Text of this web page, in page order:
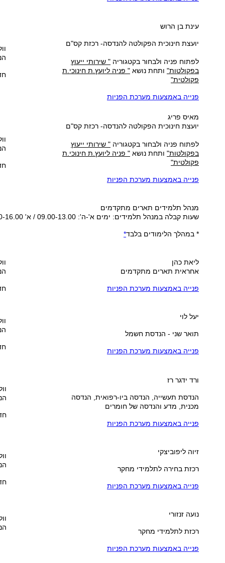
עינת בן הרוש
יועצת חינוכית הפקולטה להנדסה- רכזת קס"ם
לפתוח פניה ולבחור בקטגוריה " שירותי ייעוץ
בפקולטות" ותחת נושא " פניה ליועץ.ת חינוכי.ת
פקולטית"
פנייה באמצעות מערכת הפניות
מאיס פריג
יועצת חינוכית הפקולטה להנדסה- רכזת קס"ם
לפתוח פניה ולבחור בקטגוריה " שירותי ייעוץ
בפקולטות" ותחת נושא " פניה ליועץ.ת חינוכי.ת
פקולטית"
פנייה באמצעות מערכת הפניות
מנהל תלמידים תארים מתקדמים
שעות קבלה במנהל תלמידים: ימים א'-ה': 09.00-13.00 / א' 15.00-16.00
* במהלך הלימודים בלבד*
ליאת כהן
אחראית תארים מתקדמים
פנייה באמצעות מערכת הפניות
יעל לוי
תואר שני - הנדסת חשמל
פנייה באמצעות מערכת הפניות
ורד ידגר רז
הנדסת תעשייה, הנדסה ביו-רפואית, הנדסה
מכנית, מדע והנדסה של חומרים
פנייה באמצעות מערכת הפניות
זיוה ליפוביצקי
רכזת בחירה לתלמידי מחקר
פנייה באמצעות מערכת הפניות
נועה זנזורי
רכזת לתלמידי מחקר
פנייה באמצעות מערכת הפניות